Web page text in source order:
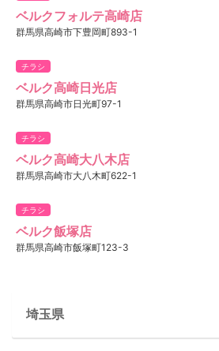
ベルクフォルテ高崎店
群馬県高崎市下豊岡町893-1
チラシ
ベルク高崎日光店
群馬県高崎市日光町97-1
チラシ
ベルク高崎大八木店
群馬県高崎市大八木町622-1
チラシ
ベルク飯塚店
群馬県高崎市飯塚町123-3
埼玉県